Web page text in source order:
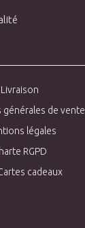
Livraison
générales de vente
légales
RGPD
cadeaux